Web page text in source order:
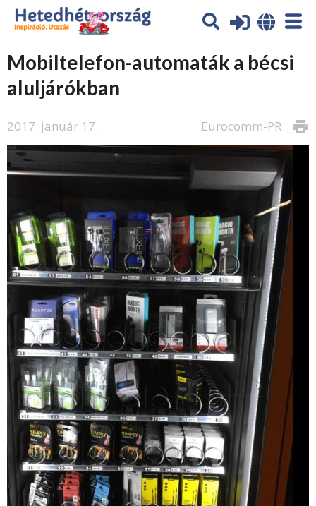
Mobiltelefon-automaták a bécsi
aluljárókban
2017. január 17. print
Eurocomm-PR